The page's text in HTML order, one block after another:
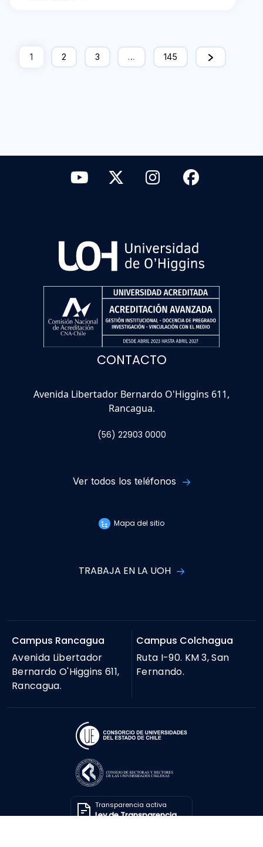
1 2 3 … 145
CONTACTO
Avenida Libertador Bernardo O'Higgins 611,
Rancagua.
(56) 22903 0000
Ver todos los teléfonos
Mapa del sitio
TRABAJA EN LA UOH
Campus Rancagua
Avenida Libertador
Bernardo O'Higgins 611,
Rancagua.
Campus Colchagua
Ruta I-90. KM 3, San
Fernando.
Transparencia activa
Ley de Transparencia